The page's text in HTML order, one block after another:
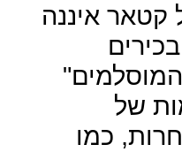
איננה
של
כמו